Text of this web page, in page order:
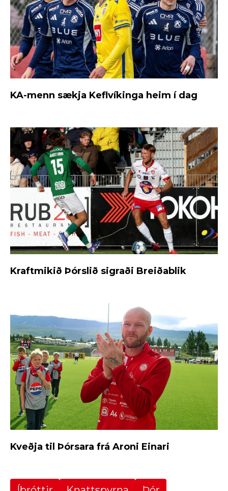
KA-menn sækja Keflvíkinga heim í dag
Kraftmikið Þórslið sigraði Breiðablik
Kveðja til Þórsara frá Aroni Einari